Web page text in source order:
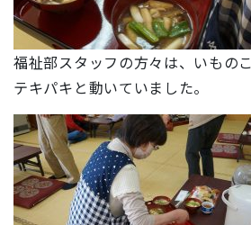
福祉部スタッフの方々は、いもの
テキパキと動いていました。